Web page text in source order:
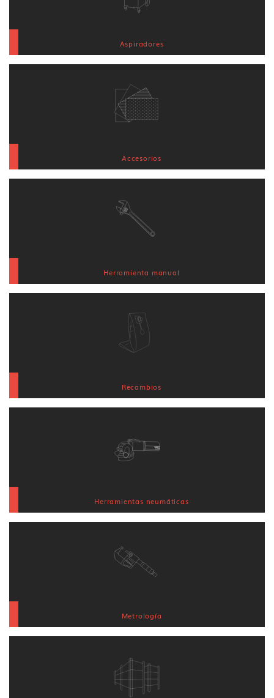
Aspiradores
Accesorios
Herramienta manual
Recambios
Herramientas neumáticas
Metrología